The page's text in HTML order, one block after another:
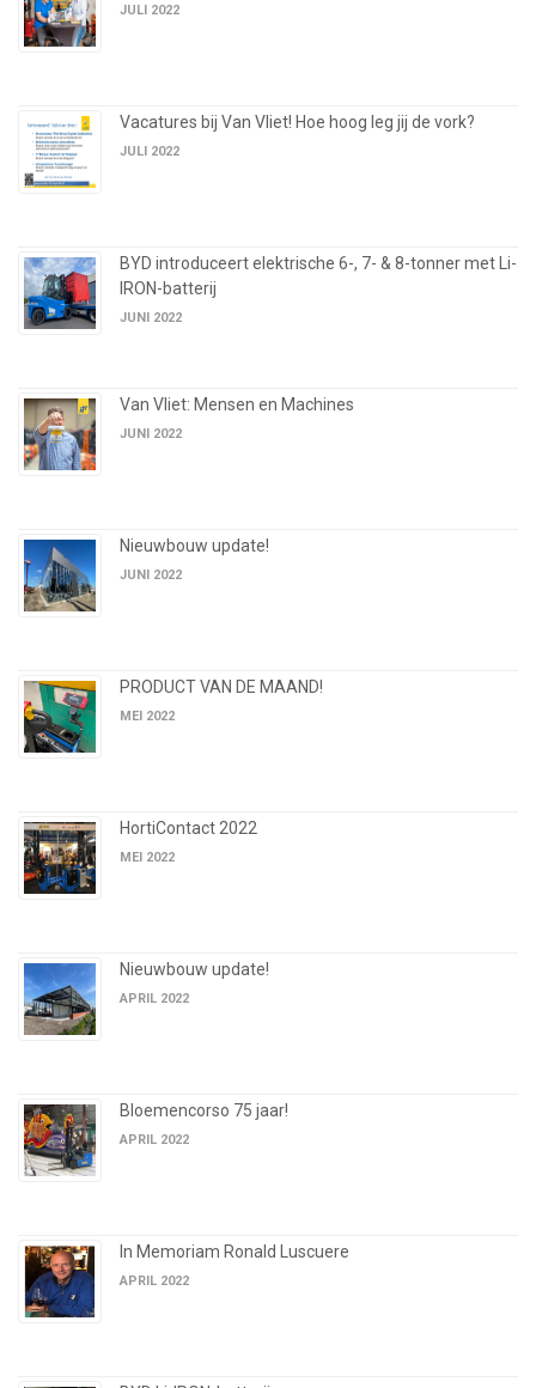
JULI 2022
Vacatures bij Van Vliet! Hoe hoog leg jij de vork?
JULI 2022
BYD introduceert elektrische 6-, 7- & 8-tonner met Li-
IRON-batterij
JUNI 2022
Van Vliet: Mensen en Machines
JUNI 2022
Nieuwbouw update!
JUNI 2022
PRODUCT VAN DE MAAND!
MEI 2022
HortiContact 2022
MEI 2022
Nieuwbouw update!
APRIL 2022
Bloemencorso 75 jaar!
APRIL 2022
In Memoriam Ronald Luscuere
APRIL 2022